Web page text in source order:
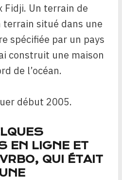
Fidji. Un terrain de
situé dans une
spécifiée par un pays
construit une maison
de l’océan.
début 2005.
EN LIGNE ET
QUI ÉTAIT